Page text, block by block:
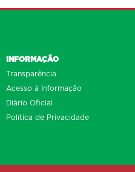
INFORMAÇÃO
Transparência
Acesso à Informação
Diário Oficial
Política de Privacidade